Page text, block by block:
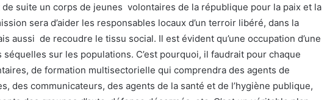
suite un corps de jeunes volontaires de la république pour la paix et la
sera d’aider les responsables locaux d’un terroir libéré, dans la
aussi de recoudre le tissu social. Il est évident qu’une occupation d’une
sur les populations. C’est pourquoi, il faudrait pour chaque
de formation multisectorielle qui comprendra des agents de
des communicateurs, des agents de la santé et de l’hygiène publique,